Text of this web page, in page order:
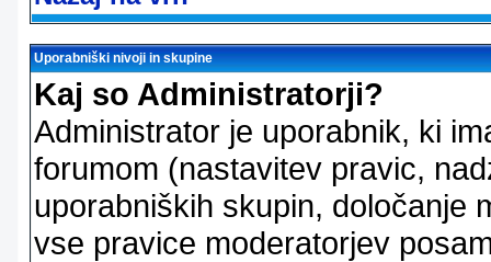
Uporabniški nivoji in skupine
Kaj so Administratorji?
Administrator je uporabnik, ki
forumom (nastavitev pravic,
uporabniških skupin, določanje
vse pravice moderatorjev